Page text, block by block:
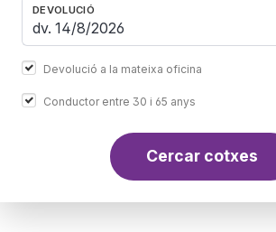
DEVOLUCIÓ
Devolució a la mateixa oficina
Conductor entre 30 i 65 anys
Cercar cotxes